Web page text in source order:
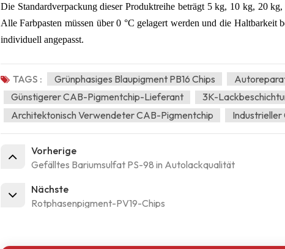
Die Standardverpackung dieser Produktreihe beträgt 5 kg, 10 kg, 20
Alle Farbpasten müssen über 0 °C gelagert werden und die
individuell angepasst.
TAGS : Grünphasiges Blaupigment PB16 Chips
Günstigerer CAB-Pigmentchip-Lieferant
3K-
Architektonisch Verwendeter CAB-Pigmentchip
Vorherige
Gefälltes Bariumsulfat PS-98 in Autolackqualität
Nächste
Rotphasenpigment-PV19-Chips